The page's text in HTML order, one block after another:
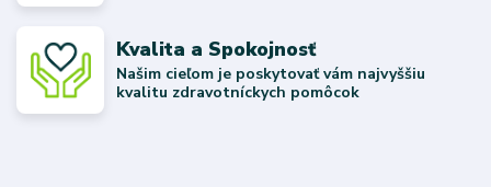
Kvalita a Spokojnosť
Našim cieľom je poskytovať vám najvyššiu
kvalitu zdravotníckych pomôcok